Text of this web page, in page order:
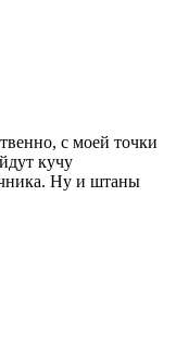
с моей точки
кучу
Ну и штаны